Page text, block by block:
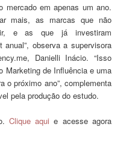
mercado em apenas um ano.
mais, as marcas que não
e as que já investiram
observa a supervisora
Danielli Inácio. “Isso
Marketing de Influência e uma
o próximo ano”, complementa
pela produção do estudo.
Clique aqui e acesse agora